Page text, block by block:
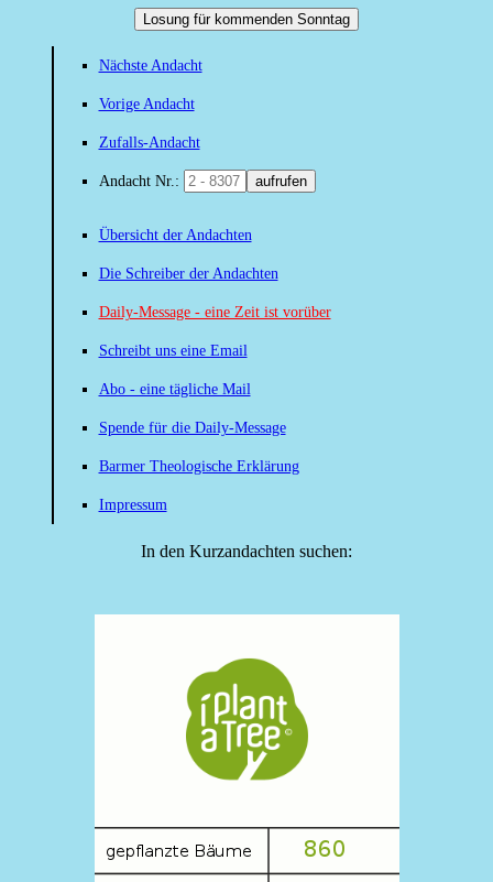
Losung für kommenden Sonntag
Nächste Andacht
Vorige Andacht
Zufalls-Andacht
Andacht Nr.: aufrufen
Übersicht der Andachten
Die Schreiber der Andachten
Daily-Message - eine Zeit ist vorüber
Schreibt uns eine Email
Abo - eine tägliche Mail
Spende für die Daily-Message
Barmer Theologische Erklärung
Impressum
In den Kurzandachten suchen: